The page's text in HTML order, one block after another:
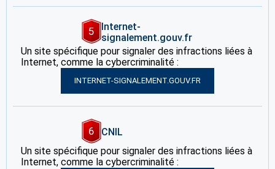
5
Internet-
signalement.gouv.fr
Un site spécifique pour signaler des infractions liées à
Internet, comme la cybercriminalité :
INTERNET-SIGNALEMENT.GOUV.FR
6
CNIL
Un site spécifique pour signaler des infractions liées à
Internet, comme la cybercriminalité :